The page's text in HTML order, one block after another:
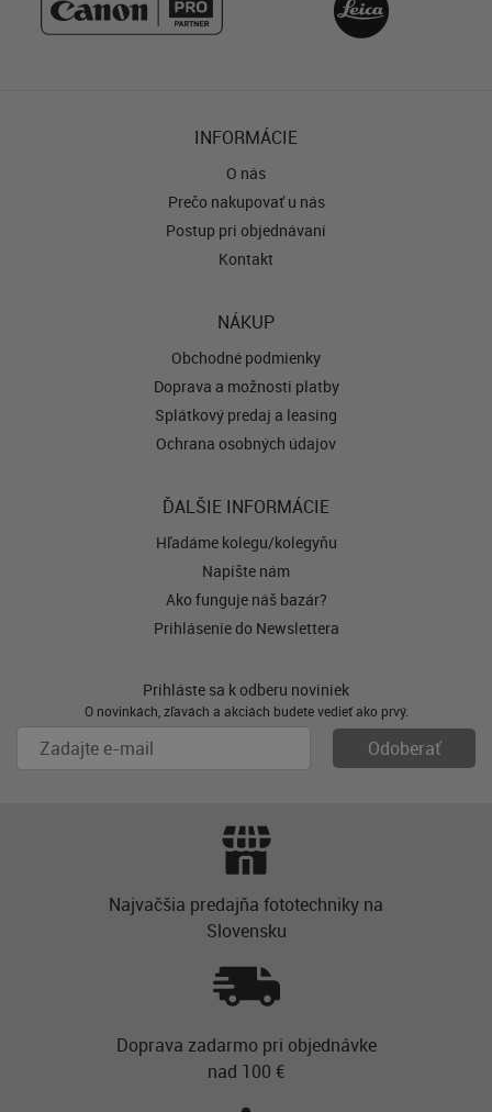
INFORMÁCIE
O nás
Prečo nakupovať u nás
Postup pri objednávaní
Kontakt
NÁKUP
Obchodné podmienky
Doprava a možnosti platby
Splátkový predaj a leasing
Ochrana osobných údajov
ĎALŠIE INFORMÁCIE
Hľadáme kolegu/kolegyňu
Napíšte nám
Ako funguje náš bazár?
Prihlásenie do Newslettera
Prihláste sa k odberu noviniek
O novinkách, zľavách a akciách budete vedieť ako prvý.
Najvačšia predajňa fototechniky na
Slovensku
Doprava zadarmo pri objednávke
nad 100 €